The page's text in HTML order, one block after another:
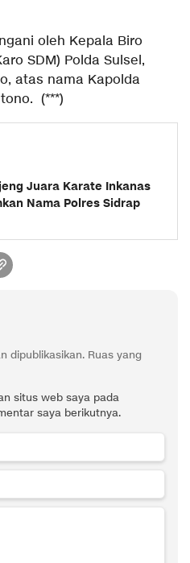
oleh Kepala Biro
SDM) Polda Sulsel,
atas nama Kapolda
(***)
Juara Karate Inkanas
Nama Polres Sidrap
dipublikasikan. Ruas yang
situs web saya pada
saya berikutnya.